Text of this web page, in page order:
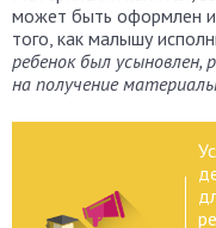
может быть оформлен и
того, как малышу
ребенок был
на получение